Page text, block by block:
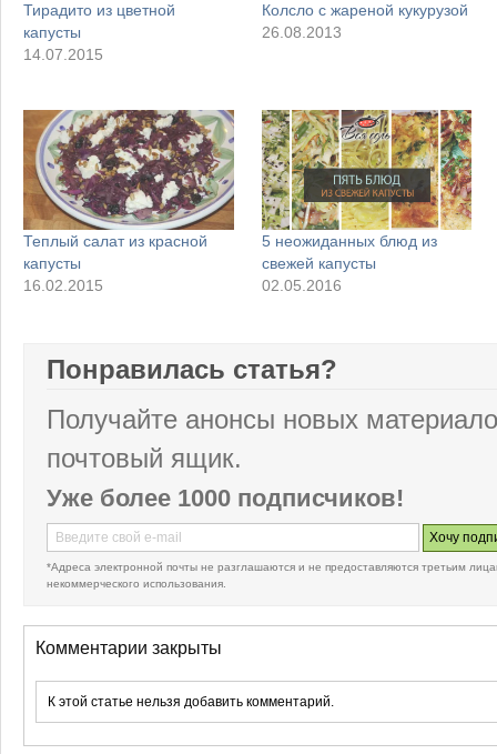
Тирадито из цветной
капусты
14.07.2015
Колсло с жареной кукурузой
26.08.2013
Теплый салат из красной
капусты
16.02.2015
5 неожиданных блюд из
свежей капусты
02.05.2016
Понравилась статья?
Получайте анонсы новых
почтовый ящик.
Уже более 1000 подписчиков!
*Адреса электронной почты не разглашаются и не предоставляются третьим
некоммерческого использования.
Комментарии закрыты
К этой статье нельзя добавить комментарий.